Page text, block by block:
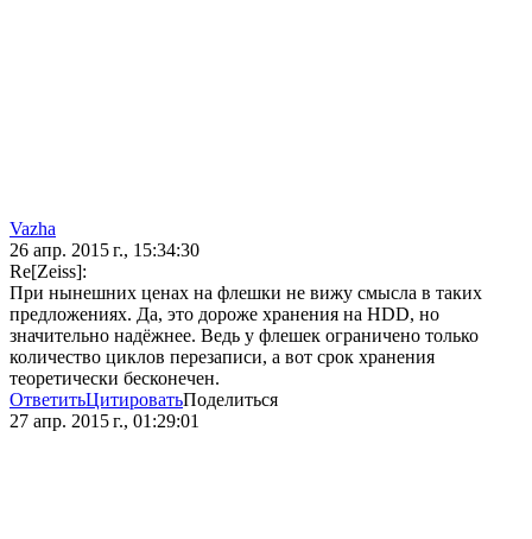
Vazha
26 апр. 2015 г., 15:34:30
Re[Zeiss]:
При нынешних ценах на флешки не вижу смысла в таких
предложениях. Да, это дороже хранения на HDD, но
значительно надёжнее. Ведь у флешек ограничено только
количество циклов перезаписи, а вот срок хранения
теоретически бесконечен.
ОтветитьЦитироватьПоделиться
27 апр. 2015 г., 01:29:01